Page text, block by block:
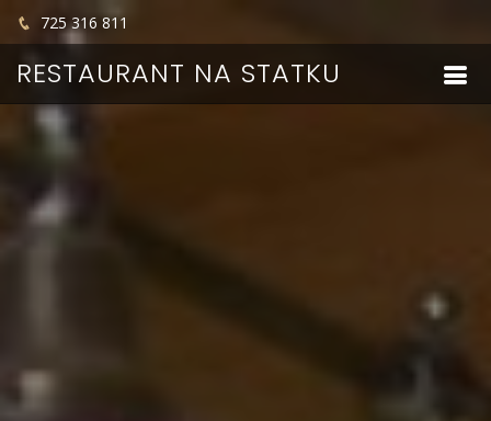
725 316 811
RESTAURANT NA STATKU